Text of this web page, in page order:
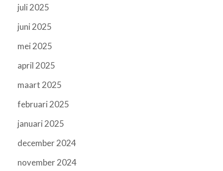
juli 2025
juni 2025
mei 2025
april 2025
maart 2025
februari 2025
januari 2025
december 2024
november 2024